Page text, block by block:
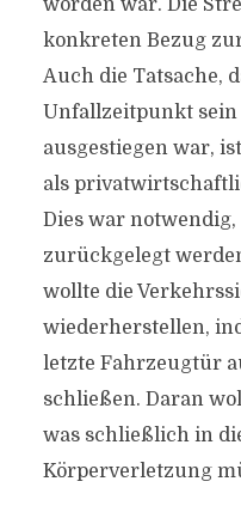
worden war. Die
konkreten Bezug
Auch die Tatsache,
Unfallzeitpunkt sein
ausgestiegen war,
als
Dies war
zurückgelegt
wollte die
wiederherstellen,
letzte Fahrzeugtür
schließen. Daran
was schließlich in
Körperverletzung